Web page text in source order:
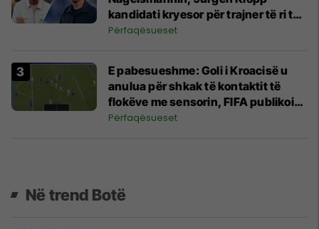
kandidati kryesor për trajner të ri të
Gjermanisë
Përfaqësueset
E pabesueshme: Goli i Kroacisë u
anulua për shkak të kontaktit të
flokëve me sensorin, FIFA publikoi
provat dhe shpjegimet kryesore
Përfaqësueset
Në trend Botë